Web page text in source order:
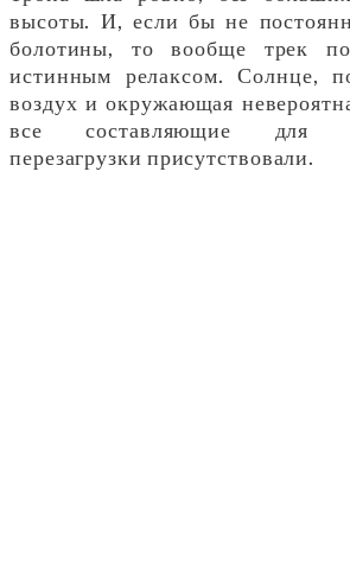
высоты. И, если бы не
болотины, то вообще трек
истинным релаксом. Солнце,
воздух и окружающая
все составляющие для
перезагрузки присутствовали.